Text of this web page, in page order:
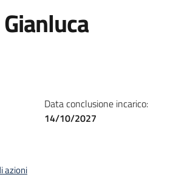
Data conclusione incarico:
14/10/2027
azioni